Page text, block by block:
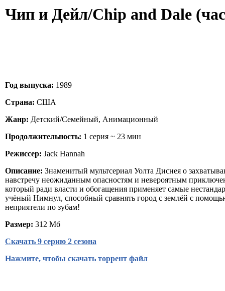
Чип и Дейл/Chip and Dale
Год выпуска: 1989
Страна: США
Жанр: Детский/Семейный, Анимационный
Продолжительность: 1 серия ~ 23 мин
Режиссер: Jack Hannah
Описание: Знаменитый мультсериал Уолта Диснея о
навстречу неожиданным опасностям и невероятным
который ради власти и обогащения применяет самые
учёный Нимнул, способный сравнять город с землёй с
неприятели по зубам!
Размер: 312 Мб
Скачать 9 серию 2 сезона
Нажмите, чтобы скачать торрент файл